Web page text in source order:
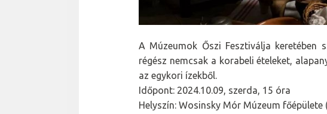
A Múzeumok Őszi Fesztiválja keretében
régész nemcsak a korabeli ételeket,
az egykori ízekből.
Időpont: 2024.10.09, szerda, 15 óra
Helyszín: Wosinsky Mór Múzeum főépülete